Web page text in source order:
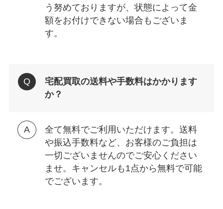
う努めておりますが、状態によって金
額をお付けできない場合もございま
す。
宅配買取の送料や手数料はかかります
か？
全て無料でご利用いただけます。送料
や振込手数料など、お客様のご負担は
一切ございませんのでご安心ください
ませ。キャンセルも1点から無料で可能
でございます。